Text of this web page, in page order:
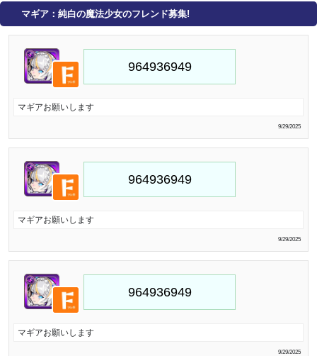
マギア：純白の魔法少女のフレンド募集!
マギアお願いします
9/29/2025
マギアお願いします
9/29/2025
マギアお願いします
9/29/2025